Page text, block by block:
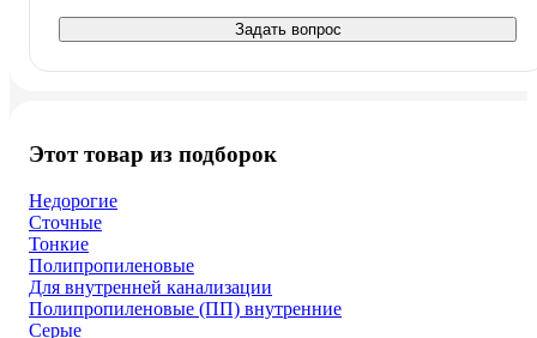
Задать вопрос
Этот товар из подборок
Недорогие
Сточные
Тонкие
Полипропиленовые
Для внутренней канализации
Полипропиленовые (ПП) внутренние
Серые